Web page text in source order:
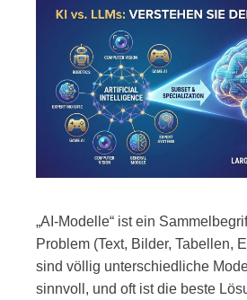
„AI-Modelle“ ist ein
Problem (Text, Bilder, Tabellen,
sind völlig unterschiedliche
sinnvoll, und oft ist die beste